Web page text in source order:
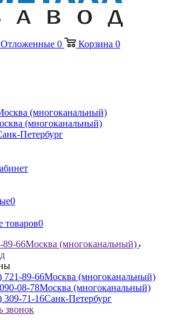
Отложенные 0 Корзина 0
(многоканальный)
(многоканальный)
Петербург
0
товаров0
89-66Москва (многоканальный)
721-89-66Москва (многоканальный)
08-78Москва (многоканальный)
309-71-16Санк-Петербург
звонок